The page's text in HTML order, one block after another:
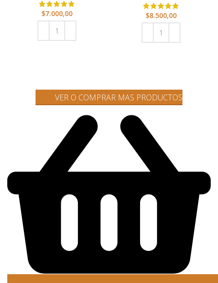
$7.000,00 $8.500,00
VER O COMPRAR MAS PRODUCTOS